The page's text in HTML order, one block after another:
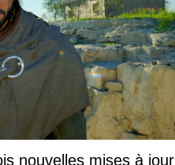
nouvelles mises à jour